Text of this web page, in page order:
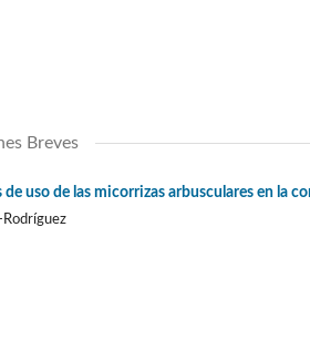
Breves
de uso de las micorrizas arbusculares en la
Rodríguez